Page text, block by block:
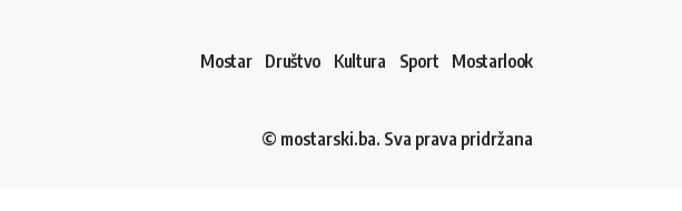
Mostar Društvo Kultura Sport Mostarlook
© mostarski.ba. Sva prava pridržana